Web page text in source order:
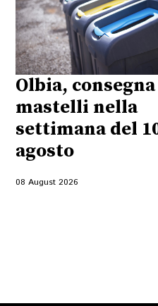
Olbia, consegna
mastelli nella
settimana del
agosto
08 August 2026